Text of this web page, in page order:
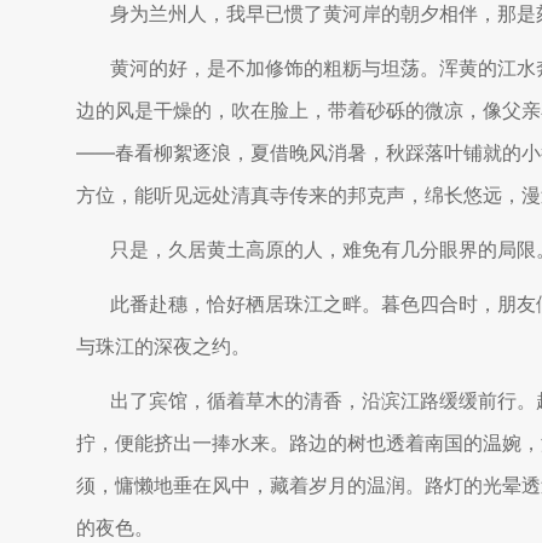
身为兰州人，我早已惯了黄河岸的朝夕相伴，那
黄河的好，是不加修饰的粗粝与坦荡。浑黄的江
边的风是干燥的，吹在脸上，带着砂砾的微凉，像父
——春看柳絮逐浪，夏借晚风消暑，秋踩落叶铺就的
方位，能听见远处清真寺传来的邦克声，绵长悠远，
只是，久居黄土高原的人，难免有几分眼界的局
此番赴穗，恰好栖居珠江之畔。暮色四合时，朋
与珠江的深夜之约。
出了宾馆，循着草木的清香，沿滨江路缓缓前行
拧，便能挤出一捧水来。路边的树也透着南国的温婉
须，慵懒地垂在风中，藏着岁月的温润。路灯的光晕
的夜色。